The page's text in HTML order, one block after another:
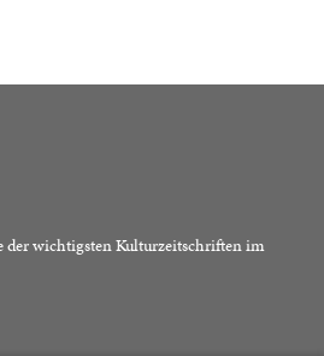
der wichtigsten Kulturzeitschriften im